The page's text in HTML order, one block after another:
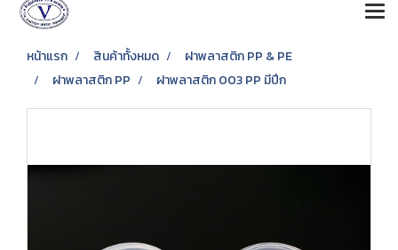
หน้าแรก สินค้าทั้งหมด
ฝาพลาสติก PP & PE
ฝาพลาสติก PP
ฝาพลาสติก 003 PP มีปีก